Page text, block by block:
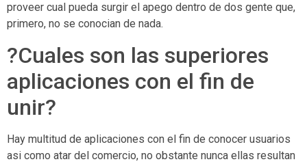
proveer cual pueda surgir el apego dentro de dos gente que,
primero, no se conocian de nada.
?Cuales son las superiores
aplicaciones con el fin de
unir?
Hay multitud de aplicaciones con el fin de conocer usuarios
asi­ como atar del comercio, no obstante nunca ellas resultan